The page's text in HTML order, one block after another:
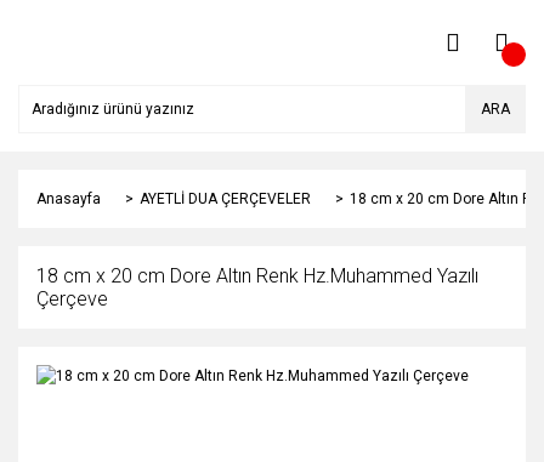
ARA
Anasayfa AYETLİ DUA ÇERÇEVELER 18 cm x 20 cm Dore Altın
18 cm x 20 cm Dore Altın Renk Hz.Muhammed Yazılı
Çerçeve